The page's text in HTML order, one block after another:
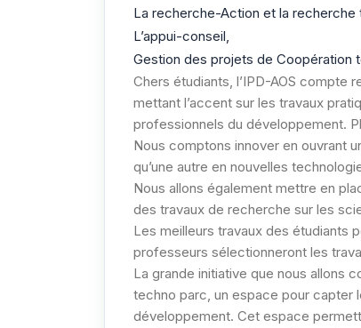
La recherche-Action et la recherche
L’appui-conseil,
Gestion des projets de Coopération
Chers étudiants, l’IPD-AOS compte
mettant l’accent sur les travaux
professionnels du développement.
Nous comptons innover en ouvrant
qu’une autre en nouvelles
Nous allons également mettre en
des travaux de recherche sur les
Les meilleurs travaux des étudiants
professeurs sélectionneront les
La grande initiative que nous allons
techno parc, un espace pour capter
développement. Cet espace